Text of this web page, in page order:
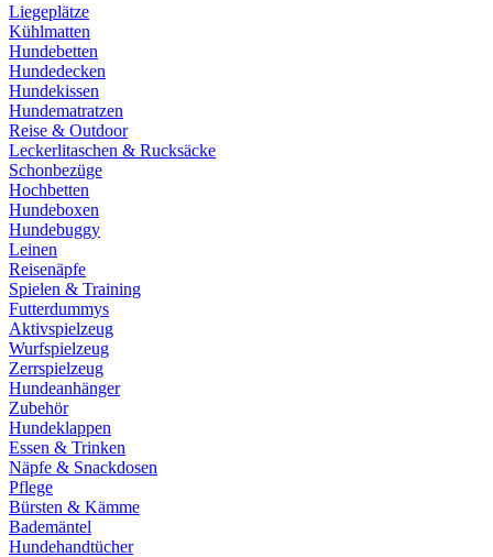
Liegeplätze
Kühlmatten
Hundebetten
Hundedecken
Hundekissen
Hundematratzen
Reise & Outdoor
Leckerlitaschen & Rucksäcke
Schonbezüge
Hochbetten
Hundeboxen
Hundebuggy
Leinen
Reisenäpfe
Spielen & Training
Futterdummys
Aktivspielzeug
Wurfspielzeug
Zerrspielzeug
Hundeanhänger
Zubehör
Hundeklappen
Essen & Trinken
Näpfe & Snackdosen
Pflege
Bürsten & Kämme
Bademäntel
Hundehandtücher